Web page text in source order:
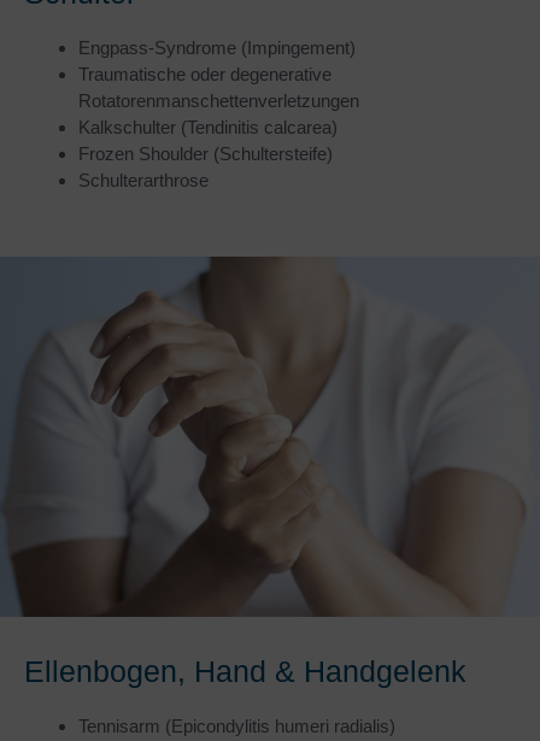
Engpass-Syndrome (Impingement)
Traumatische oder degenerative
Rotatorenmanschettenverletzungen
Kalkschulter (Tendinitis calcarea)
Frozen Shoulder (Schultersteife)
Schulterarthrose
Ellenbogen, Hand & Handgelenk
Tennisarm (Epicondylitis humeri radialis)